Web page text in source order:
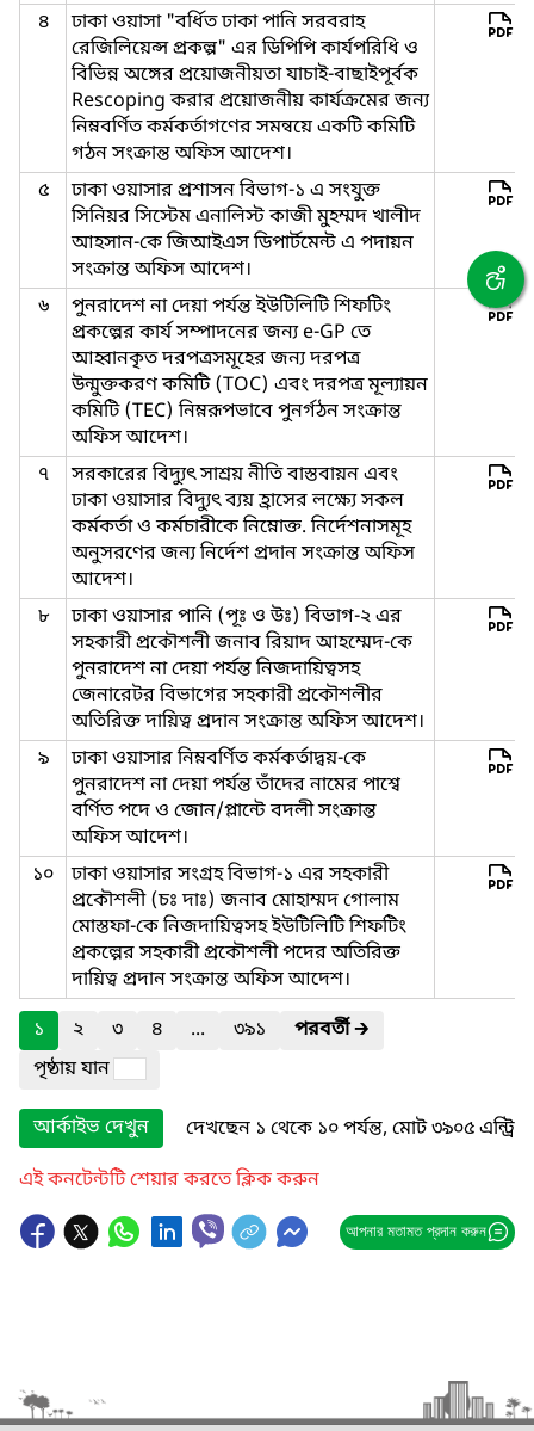
৪
ঢাকা ওয়াসা "বর্ধিত ঢাকা পানি সরবরাহ
রেজিলিয়েন্স প্রকল্প" এর ডিপিপি কার্যপরিধি ও
বিভিন্ন অঙ্গের প্রয়োজনীয়তা যাচাই-বাছাইপূর্বক
Rescoping করার প্রয়োজনীয় কার্যক্রমের জন্য
নিম্নবর্ণিত কর্মকর্তাগণের সমন্বয়ে একটি কমিটি
গঠন সংক্রান্ত অফিস আদেশ।
৫
ঢাকা ওয়াসার প্রশাসন বিভাগ-১ এ সংযুক্ত
সিনিয়র সিস্টেম এনালিস্ট কাজী মুহম্মদ খালীদ
আহসান-কে জিআইএস ডিপার্টমেন্ট এ পদায়ন
সংক্রান্ত অফিস আদেশ।
৬
পুনরাদেশ না দেয়া পর্যন্ত ইউটিলিটি শিফটিং
প্রকল্পের কার্য সম্পাদনের জন্য e-GP তে
আহ্বানকৃত দরপত্রসমূহের জন্য দরপত্র
উন্মুক্তকরণ কমিটি (TOC) এবং দরপত্র মূল্যায়ন
কমিটি (TEC) নিম্নরূপভাবে পুনর্গঠন সংক্রান্ত
অফিস আদেশ।
৭
সরকারের বিদ্যুৎ সাশ্রয় নীতি বাস্তবায়ন এবং
ঢাকা ওয়াসার বিদ্যুৎ ব্যয় হ্রাসের লক্ষ্যে সকল
কর্মকর্তা ও কর্মচারীকে নিম্নোক্ত. নির্দেশনাসমূহ
অনুসরণের জন্য নির্দেশ প্রদান সংক্রান্ত অফিস
আদেশ।
৮
ঢাকা ওয়াসার পানি (পূঃ ও উঃ) বিভাগ-২ এর
সহকারী প্রকৌশলী জনাব রিয়াদ আহম্মেদ-কে
পুনরাদেশ না দেয়া পর্যন্ত নিজদায়িত্বসহ
জেনারেটর বিভাগের সহকারী প্রকৌশলীর
অতিরিক্ত দায়িত্ব প্রদান সংক্রান্ত অফিস আদেশ।
৯
ঢাকা ওয়াসার নিম্নবর্ণিত কর্মকর্তাদ্বয়-কে
পুনরাদেশ না দেয়া পর্যন্ত তাঁদের নামের পাশ্বে
বর্ণিত পদে ও জোন/প্লান্টে বদলী সংক্রান্ত
অফিস আদেশ।
১০
ঢাকা ওয়াসার সংগ্রহ বিভাগ-১ এর সহকারী
প্রকৌশলী (চঃ দাঃ) জনাব মোহাম্মদ গোলাম
মোস্তফা-কে নিজদায়িত্বসহ ইউটিলিটি শিফটিং
প্রকল্পের সহকারী প্রকৌশলী পদের অতিরিক্ত
দায়িত্ব প্রদান সংক্রান্ত অফিস আদেশ।
১
২ ৩ ৪ ... ৩৯১ পরবর্তী🡲
পৃষ্ঠায় যান
আর্কাইভ দেখুন
দেখছেন ১ থেকে ১০ পর্যন্ত, মোট ৩৯০৫ এন্ট্রি
এই কনটেন্টটি শেয়ার করতে ক্লিক করুন
আপনার মতামত প্রদান করুন